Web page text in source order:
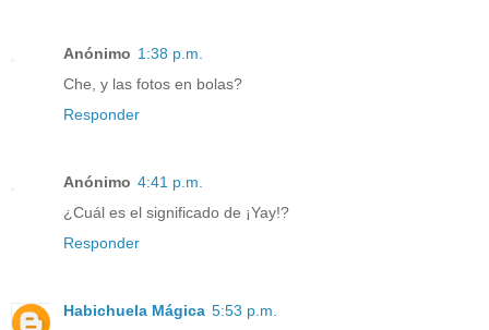
Anónimo 1:38 p.m.
Che, y las fotos en bolas?
Responder
Anónimo 4:41 p.m.
¿Cuál es el significado de ¡Yay!?
Responder
Habichuela Mágica 5:53 p.m.